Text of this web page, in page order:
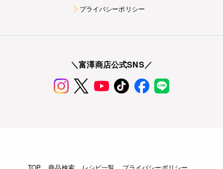
プライバシーポリシー
＼富澤商店公式SNS／
TOP 商品検索 レシピ一覧 プライバシーポリシー